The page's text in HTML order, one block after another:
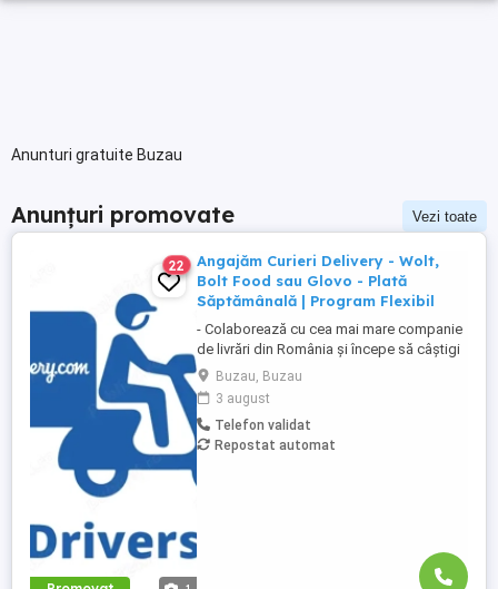
Anunturi gratuite Buzau
Anunțuri promovate Vezi toate
22
Angajăm Curieri Delivery - Wolt,
Bolt Food sau Glovo - Plată
Săptămânală | Program Flexibil
- Colaborează cu cea mai mare companie
de livrări din România și începe să câștigi
rapid! - Cerințe: Minim 18 ani Mijloc de
transport propriu (mașină, scuter,
motocicletă sau bicicletă) Telefon mobil
cu acces la internet - Ce oferim: Plată
săptămânală, fără întârzieri Bonusuri
Buzau, Buzau
3 august
Telefon validat
Repostat automat